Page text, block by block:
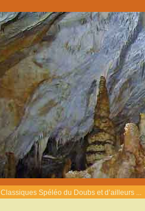
Classiques Spéléo du Doubs et d’ailleurs ...